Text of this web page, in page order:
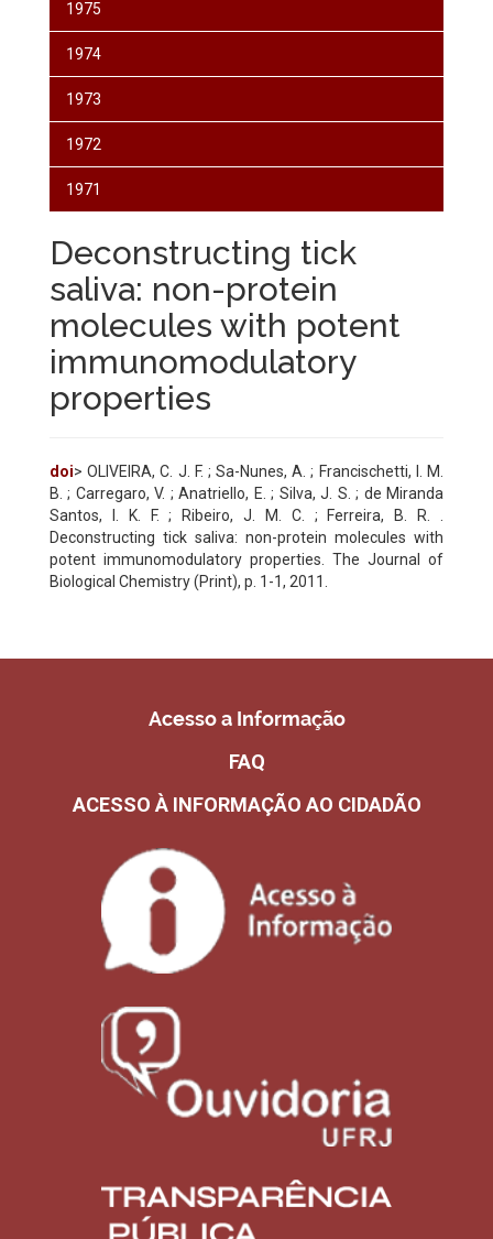
1975
1974
1973
1972
1971
Deconstructing tick
saliva: non-protein
molecules with potent
immunomodulatory
properties
doi> OLIVEIRA, C. J. F. ; Sa-Nunes, A. ; Francischetti, I. M.
B. ; Carregaro, V. ; Anatriello, E. ; Silva, J. S. ; de Miranda
Santos, I. K. F. ; Ribeiro, J. M. C. ; Ferreira, B. R. .
Deconstructing tick saliva: non-protein molecules with
potent immunomodulatory properties. The Journal of
Biological Chemistry (Print), p. 1-1, 2011.
Acesso a Informação
FAQ
ACESSO À INFORMAÇÃO AO CIDADÃO